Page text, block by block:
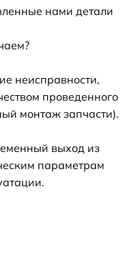
нами детали
неисправности,
проведенного
монтаж запчасти).
выход из
параметрам